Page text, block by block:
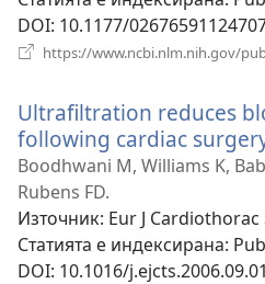
DOI‎: 10.1177/
https://www.ncbi.nlm.nih.gov/
Ultrafiltration reduces
following cardiac
Boodhwani M, Williams K,
Rubens FD.
Източник‎: Eur J
Статията е индексирана‎:
DOI‎: 10.1016/